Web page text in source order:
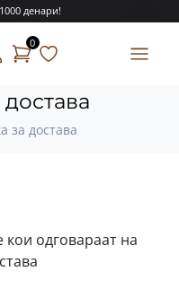
денари!
0
за достава
одговараат на